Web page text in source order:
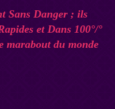
Sans Danger ; ils
et Dans 100°/°
marabout du monde